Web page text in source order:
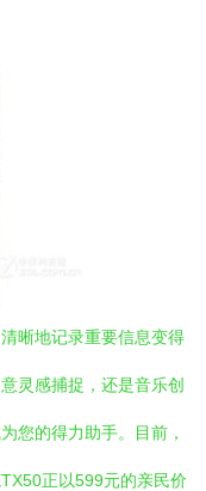
晰地记录重要信息变得
灵感捕捉，还是音乐创
您的得力助手。目前，
正以599元的亲民价